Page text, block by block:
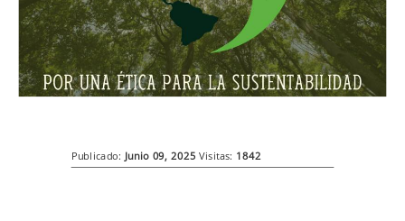
Publicado: Junio 09, 2025 Visitas: 1842